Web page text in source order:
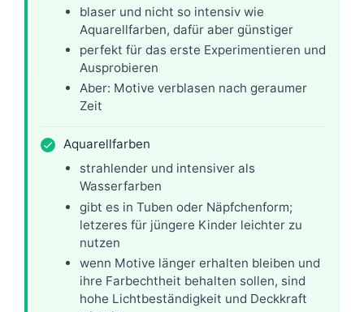
blaser und nicht so intensiv wie
Aquarellfarben, dafür aber günstiger
perfekt für das erste Experimentieren und
Ausprobieren
Aber: Motive verblasen nach geraumer
Zeit
Aquarellfarben
strahlender und intensiver als
Wasserfarben
gibt es in Tuben oder Näpfchenform;
letzeres für jüngere Kinder leichter zu
nutzen
wenn Motive länger erhalten bleiben und
ihre Farbechtheit behalten sollen, sind
hohe Lichtbeständigkeit und Deckkraft